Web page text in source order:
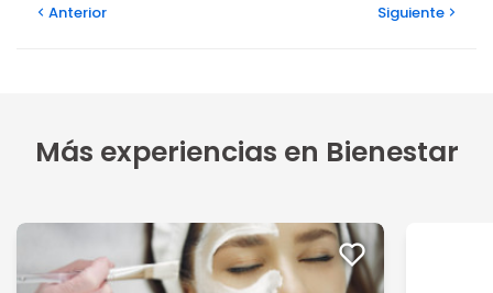
Anterior Siguiente
Más experiencias en Bienestar